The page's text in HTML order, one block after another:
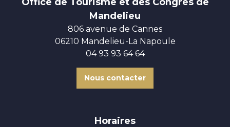
Mandelieu
806 avenue de Cannes
06210 Mandelieu-La Napoule
04 93 93 64 64
Nous contacter
Horaires